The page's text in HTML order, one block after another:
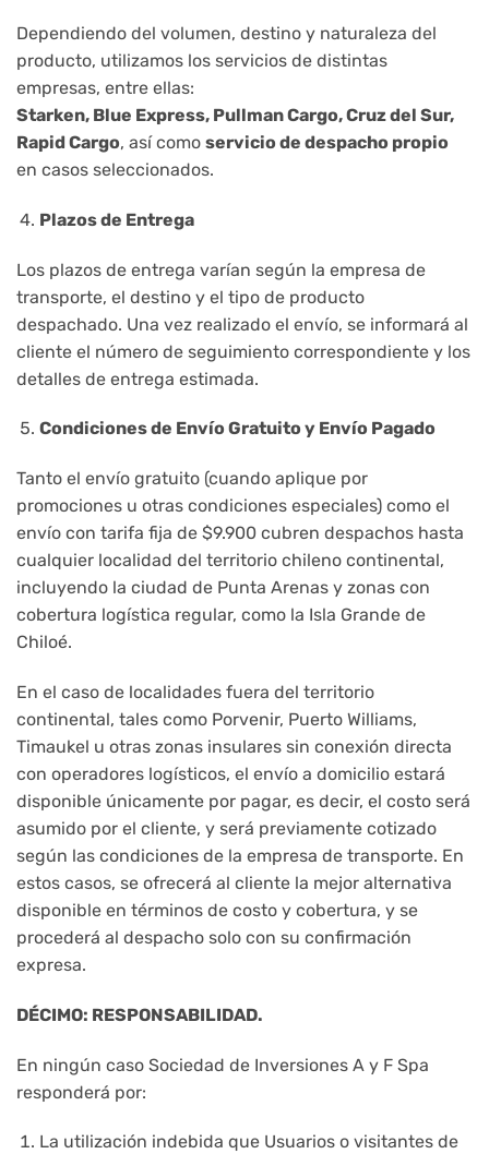
Dependiendo del volumen, destino y naturaleza del
producto, utilizamos los servicios de distintas
empresas, entre ellas:
Starken, Blue Express, Pullman Cargo, Cruz del Sur,
Rapid Cargo, así como servicio de despacho propio
en casos seleccionados.
Plazos de Entrega
Los plazos de entrega varían según la empresa de
transporte, el destino y el tipo de producto
despachado. Una vez realizado el envío, se informará al
cliente el número de seguimiento correspondiente y los
detalles de entrega estimada.
Condiciones de Envío Gratuito y Envío Pagado
Tanto el envío gratuito (cuando aplique por
promociones u otras condiciones especiales) como el
envío con tarifa fija de $9.900 cubren despachos hasta
cualquier localidad del territorio chileno continental,
incluyendo la ciudad de Punta Arenas y zonas con
cobertura logística regular, como la Isla Grande de
Chiloé.
En el caso de localidades fuera del territorio
continental, tales como Porvenir, Puerto Williams,
Timaukel u otras zonas insulares sin conexión directa
con operadores logísticos, el envío a domicilio estará
disponible únicamente por pagar, es decir, el costo será
asumido por el cliente, y será previamente cotizado
según las condiciones de la empresa de transporte. En
estos casos, se ofrecerá al cliente la mejor alternativa
disponible en términos de costo y cobertura, y se
procederá al despacho solo con su confirmación
expresa.
DÉCIMO: RESPONSABILIDAD.
En ningún caso Sociedad de Inversiones A y F Spa
responderá por:
La utilización indebida que Usuarios o visitantes de